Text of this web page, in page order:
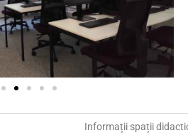
Informații spații